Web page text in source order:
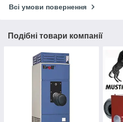
Всі умови повернення
Подібні товари компанії